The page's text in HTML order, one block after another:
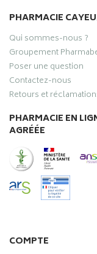
PHARMACIE
Qui sommes-nous ?
Groupement
Poser une question
Contactez-nous
Retours et
PHARMACIE EN
AGRÉÉE
COMPTE